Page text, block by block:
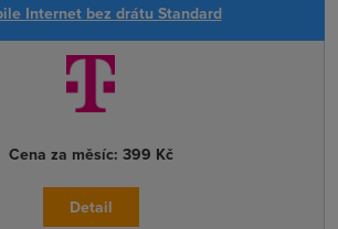
Internet bez drátu Standard
Cena za měsíc: 399 Kč
Detail